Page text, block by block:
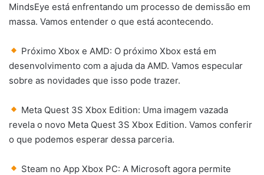
MindsEye está enfrentando um processo de demissão em
massa. Vamos entender o que está acontecendo.
Próximo Xbox e AMD: O próximo Xbox está em
desenvolvimento com a ajuda da AMD. Vamos especular
sobre as novidades que isso pode trazer.
Meta Quest 3S Xbox Edition: Uma imagem vazada
revela o novo Meta Quest 3S Xbox Edition. Vamos conferir
o que podemos esperar dessa parceria.
Steam no App Xbox PC: A Microsoft agora permite